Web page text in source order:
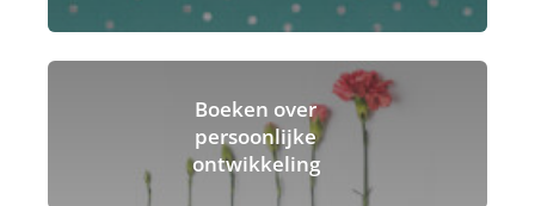
Boeken over
persoonlijke
ontwikkeling